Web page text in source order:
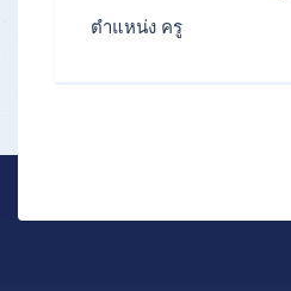
ตำแหน่ง ครู